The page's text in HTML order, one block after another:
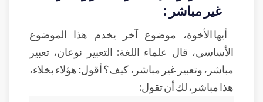
غير مباشر :
أيها الأخوة، موضوع آخر يخدم هذا الموضوع
الأساسي، قال علماء اللغة: التعبير نوعان، تعبير
مباشر، وتعبير غير مباشر، كيف؟ أقول: هؤلاء بخلاء،
هذا مباشر، لك أن تقول: